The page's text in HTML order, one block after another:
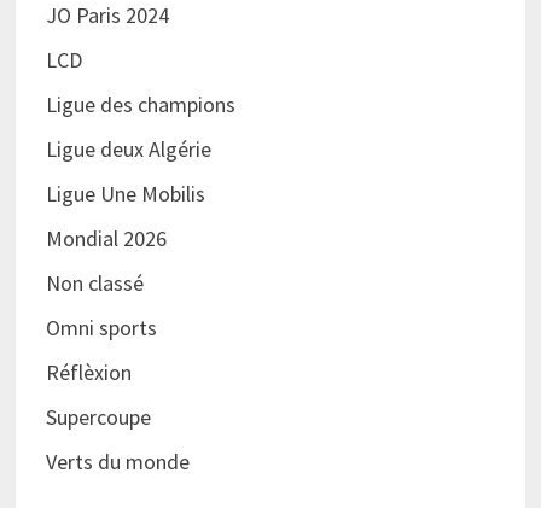
JO Paris 2024
LCD
Ligue des champions
Ligue deux Algérie
Ligue Une Mobilis
Mondial 2026
Non classé
Omni sports
Réflèxion
Supercoupe
Verts du monde